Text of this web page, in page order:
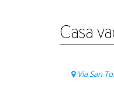
Casa
Via San